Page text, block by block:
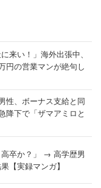
来い！」海外出張中、
円の営業マンが絶句し
性、ボーナス支給と同
下で「ザマアミロと
卒か？」 → 高学歴男
【実録マンガ】